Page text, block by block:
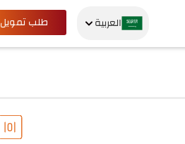
العربية طلب تمويل